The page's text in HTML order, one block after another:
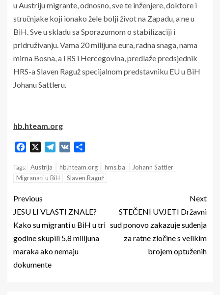
u Austriju migrante, odnosno, sve te inženjere, doktore i
stručnjake koji ionako žele bolji život na Zapadu, a ne u
BiH. Sve u skladu sa Sporazumom o stabilizaciji i
pridruživanju. Vama 20 milijuna eura, radna snaga, nama
mirna Bosna, a i RS i Hercegovina, predlaže predsjednik
HRS-a Slaven Raguž specijalnom predstavniku EU u BiH
Johanu Sattleru.
hb.hteam.org
Facebook Telegram
VK
Tags: Austrija hb.hteam.org hms.ba
Johann Sattler
Migranati u BiH
Slaven Raguž
Previous
JESU LI VLASTI ZNALE?
Kako su migranti u BiH u tri
godine skupili 5,8 milijuna
maraka ako nemaju
dokumente
Next
STEČENI UVJETI Državni
sud ponovo zakazuje suđenja
za ratne zločine s velikim
brojem optuženih